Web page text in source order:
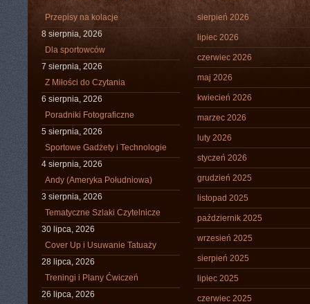
Przepisy na kolacje
8 sierpnia, 2026
Dla sportowców
7 sierpnia, 2026
Z Miłości do Czytania
6 sierpnia, 2026
Poradniki Fotograficzne
5 sierpnia, 2026
Sportowe Gadżety i Technologie
4 sierpnia, 2026
Andy (Ameryka Południowa)
3 sierpnia, 2026
Tematyczne Szlaki Czytelnicze
30 lipca, 2026
Cover Up i Usuwanie Tatuaży
28 lipca, 2026
Treningi i Plany Ćwiczeń
26 lipca, 2026
sierpień 2026
lipiec 2026
czerwiec 2026
maj 2026
kwiecień 2026
marzec 2026
luty 2026
styczeń 2026
grudzień 2025
listopad 2025
październik 2025
wrzesień 2025
sierpień 2025
lipiec 2025
czerwiec 2025